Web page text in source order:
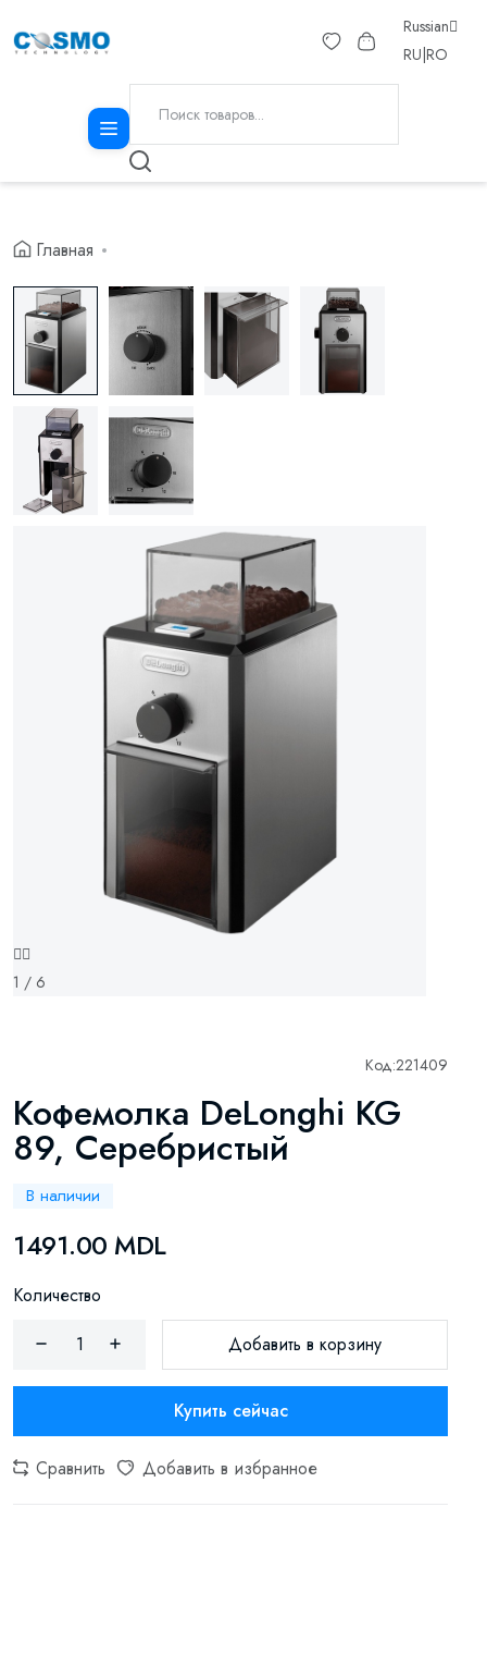
Russian
RU RO
Главная
1 / 6
Код:221409
Кофемолка DeLonghi KG
89, Серебристый
В наличии
1491.00 MDL
Количество
Добавить в корзину
Купить сейчас
Сравнить Добавить в избранное